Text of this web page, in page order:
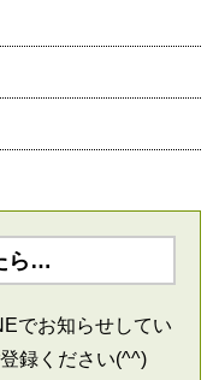
ら…
でお知らせしてい
録ください(^^)